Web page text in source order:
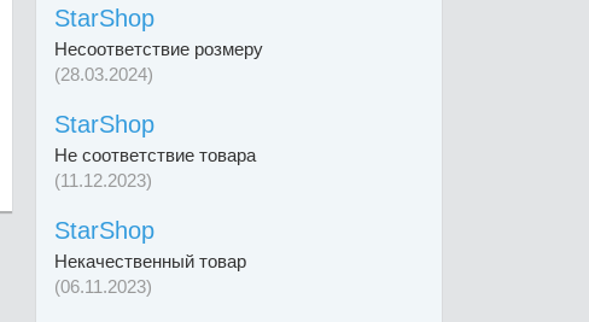
StarShop
Несоответствие розмеру
(28.03.2024)
StarShop
Не соответствие товара
(11.12.2023)
StarShop
Некачественный товар
(06.11.2023)